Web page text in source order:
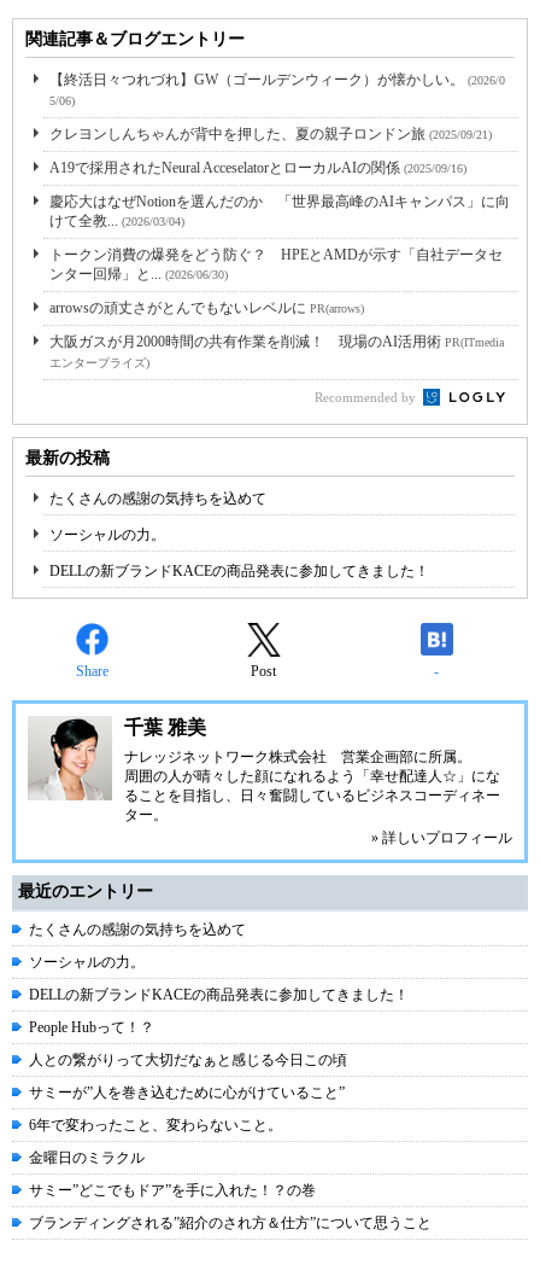
関連記事＆ブログエントリー
【終活日々つれづれ】GW（ゴールデンウィーク）が懐かしい。
(2026/0
5/06)
クレヨンしんちゃんが背中を押した、夏の親子ロンドン旅 (2025/09/21)
A19で採用されたNeural AcceselatorとローカルAIの関係 (2025/09/16)
慶応大はなぜNotionを選んだのか 「世界最高峰のAIキャンパス」に向
けて全教... (2026/03/04)
トークン消費の爆発をどう防ぐ？ HPEとAMDが示す「自社データセ
ンター回帰」と... (2026/06/30)
arrowsの頑丈さがとんでもないレベルに PR(arrows)
大阪ガスが月2000時間の共有作業を削減！ 現場のAI活用術 PR(ITmedia
エンタープライズ)
Recommended by
最新の投稿
たくさんの感謝の気持ちを込めて
ソーシャルの力。
DELLの新ブランドKACEの商品発表に参加してきました！
Share Post -
千葉 雅美
ナレッジネットワーク株式会社 営業企画部に所属。
周囲の人が晴々した顔になれるよう「幸せ配達人☆」にな
ることを目指し、日々奮闘しているビジネスコーディネー
ター。
» 詳しいプロフィール
最近のエントリー
たくさんの感謝の気持ちを込めて
ソーシャルの力。
DELLの新ブランドKACEの商品発表に参加してきました！
People Hubって！？
人との繋がりって大切だなぁと感じる今日この頃
サミーが”人を巻き込むために心がけていること”
6年で変わったこと、変わらないこと。
金曜日のミラクル
サミー”どこでもドア”を手に入れた！？の巻
ブランディングされる”紹介のされ方＆仕方”について思うこと